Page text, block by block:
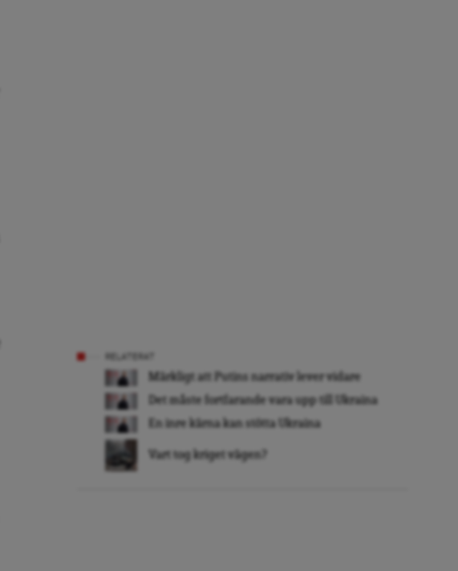
Märkligt att Putins narrativ lever vidare
Det måste fortfarande vara upp till Ukraina
En inre kärna kan stötta Ukraina
Vart tog kriget vägen?